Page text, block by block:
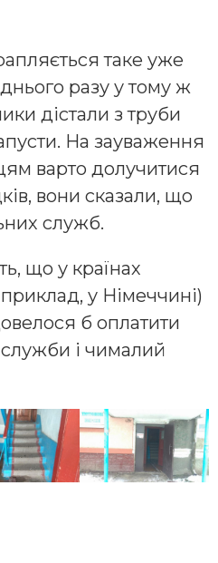
таке уже
разу у тому ж
дістали з труби
На зауваження
варто долучитися
вони сказали, що
служб.
що у країнах
у Німеччині)
б оплатити
служби і чималий